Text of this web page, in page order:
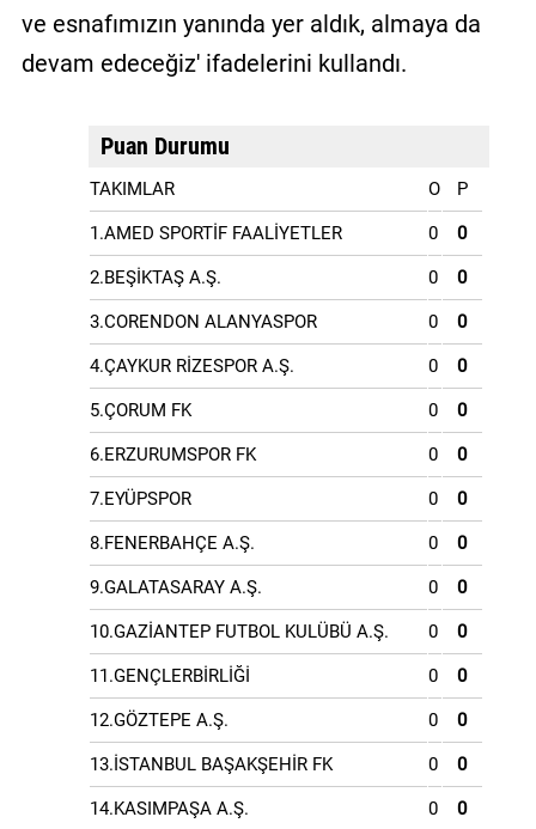
ve esnafımızın yanında yer aldık, almaya da
devam edeceğiz' ifadelerini kullandı.
Puan Durumu
TAKIMLAR O P
1.AMED SPORTİF FAALİYETLER 0 0
2.BEŞİKTAŞ A.Ş. 0 0
3.CORENDON ALANYASPOR 0 0
4.ÇAYKUR RİZESPOR A.Ş. 0 0
5.ÇORUM FK 0 0
6.ERZURUMSPOR FK 0 0
7.EYÜPSPOR 0 0
8.FENERBAHÇE A.Ş. 0 0
9.GALATASARAY A.Ş. 0 0
10.GAZİANTEP FUTBOL KULÜBÜ A.Ş. 0 0
11.GENÇLERBİRLİĞİ 0 0
12.GÖZTEPE A.Ş. 0 0
13.İSTANBUL BAŞAKŞEHİR FK 0 0
14.KASIMPAŞA A.Ş. 0 0